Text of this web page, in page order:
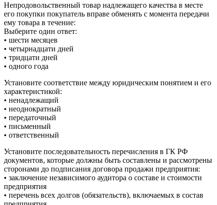
Непродовольственный товар надлежащего качества в месте
его покупки покупатель вправе обменять с момента передачи
ему товара в течение:
Выберите один ответ:
• шести месяцев
• четырнадцати дней
• тридцати дней
• одного года
Установите соответствие между юридическим понятием и его
характеристикой:
• ненадлежащий
• неоднократный
• передаточный
• письменный
• ответственный
Установите последовательность перечисления в ГК РФ
документов, которые должны быть составлены и рассмотрены
сторонами до подписания договора продажи предприятия:
• заключение независимого аудитора о составе и стоимости
предприятия
• перечень всех долгов (обязательств), включаемых в состав